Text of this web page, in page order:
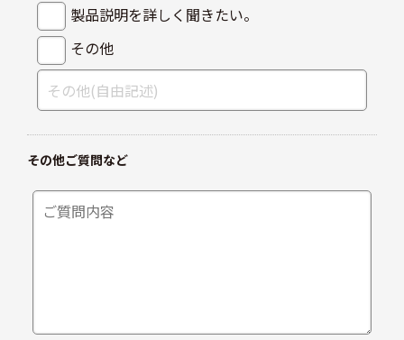
製品説明を詳しく聞きたい。
その他
その他ご質問など